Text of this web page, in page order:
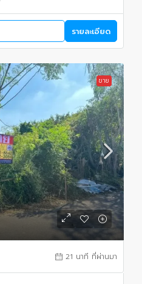
รายละเอียด
ขาย
21 นาที ที่ผ่านมา